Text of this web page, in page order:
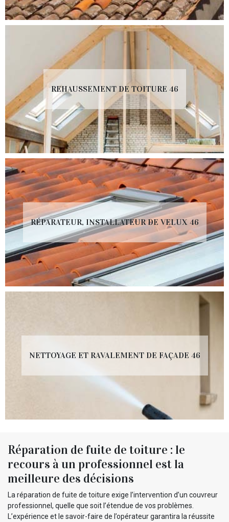
REHAUSSEMENT DE TOITURE 46
RÉPARATEUR, INSTALLATEUR DE VELUX 46
NETTOYAGE ET RAVALEMENT DE FAÇADE 46
Réparation de fuite de toiture : le
recours à un professionnel est la
meilleure des décisions
La réparation de fuite de toiture exige l’intervention d’un couvreur
professionnel, quelle que soit l’étendue de vos problèmes.
L’expérience et le savoir-faire de l’opérateur garantira la réussite